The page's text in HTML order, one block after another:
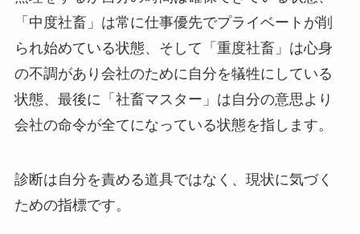
「中度社畜」は常に仕事優先でプライベートが削
られ始めている状態、そして「重度社畜」は心身
の不調があり会社のために自分を犠牲にしている
状態、最後に「社畜マスター」は自分の意思より
会社の命令が全てになっている状態を指します。
診断は自分を責める道具ではなく、現状に気づく
ための指標です。